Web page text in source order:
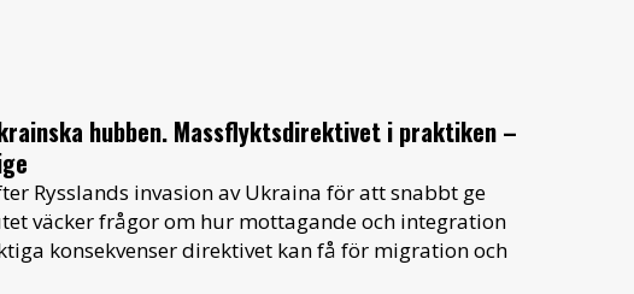
hubben. Massflyktsdirektivet i praktiken –
Rysslands invasion av Ukraina för att snabbt ge
väcker frågor om hur mottagande och integration
konsekvenser direktivet kan få för migration och